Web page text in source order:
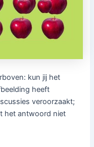
kun jij het
heeft
veroorzaakt;
het antwoord niet